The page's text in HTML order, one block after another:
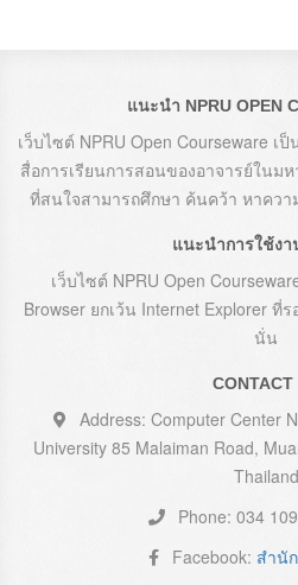
แนะนำ NPRU OPEN
เว็บไซต์ NPRU Open Courseware เ
สื่อการเรียนการสอนของอาจารย์ในม
ที่สนใจสามารถศึกษา ค้นคว้า หาควา
แนะนำการใช้งา
เว็บไซต์ NPRU Open
Browser ยกเว้น Internet Explorer ที่
นั่น
CONTACT
Address: Computer Center
University 85 Malaiman Road,
Thailand
Phone: 034
Facebook: สำนั